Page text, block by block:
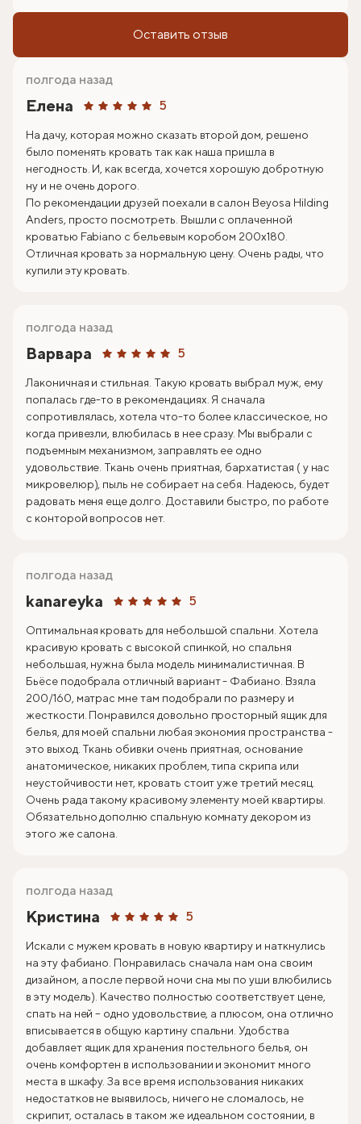
Оставить отзыв
Елена 5
полгода назад
На дачу, которая можно сказать второй дом, решено
было поменять кровать так как наша пришла в
негодность. И, как всегда, хочется хорошую добротную
ну и не очень дорого.
По рекомендации друзей поехали в салон Beyosa Hilding
Anders, просто посмотреть. Вышли с оплаченной
кроватью Fabiano с бельевым коробом 200х180.
Отличная кровать за нормальную цену. Очень рады, что
купили эту кровать.
Варвара 5
полгода назад
Лаконичная и стильная. Такую кровать выбрал муж, ему
попалась где-то в рекомендациях. Я сначала
сопротивлялась, хотела что-то более классическое, но
когда привезли, влюбилась в нее сразу. Мы выбрали с
подъемным механизмом, заправлять ее одно
удовольствие. Ткань очень приятная, бархатистая ( у нас
микровелюр), пыль не собирает на себя. Надеюсь, будет
радовать меня еще долго. Доставили быстро, по работе
с конторой вопросов нет.
kanareyka 5
полгода назад
Оптимальная кровать для небольшой спальни. Хотела
красивую кровать с высокой спинкой, но спальня
небольшая, нужна была модель минималистичная. В
Бьёсе подобрала отличный вариант - Фабиано. Взяла
200/160, матрас мне там подобрали по размеру и
жесткости. Понравился довольно просторный ящик для
белья, для моей спальни любая экономия пространства -
это выход. Ткань обивки очень приятная, основание
анатомическое, никаких проблем, типа скрипа или
неустойчивости нет, кровать стоит уже третий месяц.
Очень рада такому красивому элементу моей квартиры.
Обязательно дополню спальную комнату декором из
этого же салона.
Кристина 5
полгода назад
Искали с мужем кровать в новую квартиру и наткнулись
на эту фабиано. Понравилась сначала нам она своим
дизайном, а после первой ночи сна мы по уши влюбились
в эту модель). Качество полностью соответствует цене,
спать на ней – одно удовольствие, а плюсом, она отлично
вписывается в общую картину спальни. Удобства
добавляет ящик для хранения постельного белья, он
очень комфортен в использовании и экономит много
места в шкафу. За все время использования никаких
недостатков не выявилось, ничего не сломалось, не
скрипит, осталась в таком же идеальном состоянии, в